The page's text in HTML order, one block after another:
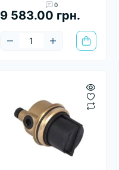
0
9 583.00 грн.